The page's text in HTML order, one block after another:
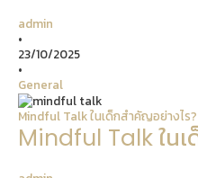
admin
•
23/10/2025
•
General
Mindful Talk ในเด็กสำคัญอย่างไร?
Mindful Talk ในเ